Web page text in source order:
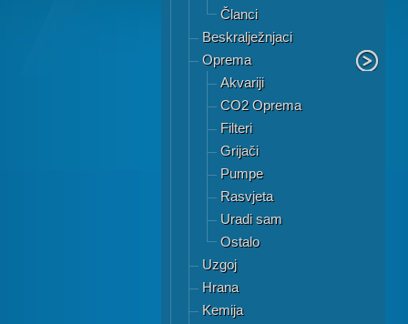
Članci
Beskralježnjaci
Oprema
Akvariji
CO2 Oprema
Filteri
Grijači
Pumpe
Rasvjeta
Uradi sam
Ostalo
Uzgoj
Hrana
Kemija